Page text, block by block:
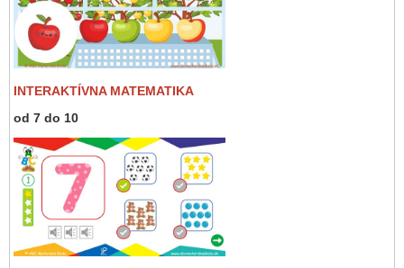
INTERAKTÍVNA MATEMATIKA
od 7 do 10